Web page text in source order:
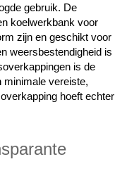
gebruik. De
koelwerkbank voor
zijn en geschikt voor
weersbestendigheid is
is de
minimale vereiste,
hoeft echter